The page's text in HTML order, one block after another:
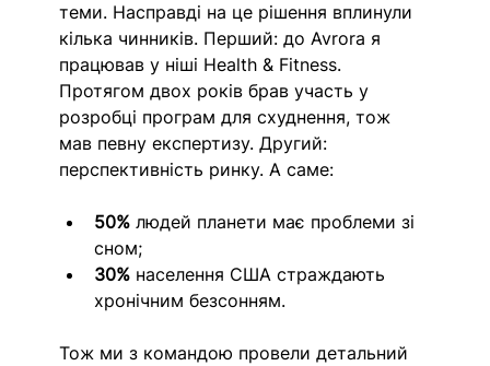
теми. Насправді на це рішення вплинули
кілька чинників. Перший: до Avrora я
працював у ніші Health & Fitness.
Протягом двох років брав участь у
розробці програм для схуднення, тож
мав певну експертизу. Другий:
перспективність ринку. А саме:
50% людей планети має проблеми зі
сном;
30% населення США страждають
хронічним безсонням.
Тож ми з командою провели детальний